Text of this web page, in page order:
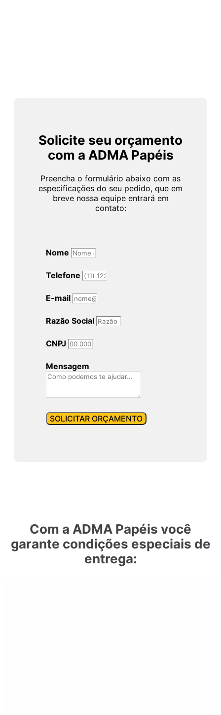
Solicite seu orçamento
com a ADMA Papéis
Preencha o formulário abaixo com as
especificações do seu pedido, que em
breve nossa equipe entrará em
contato:
Nome
Telefone
E-mail
Razão Social
CNPJ
Mensagem
SOLICITAR ORÇAMENTO
Com a ADMA Papéis você
garante condições especiais de
entrega: